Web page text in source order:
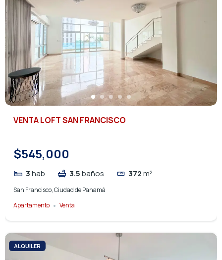
VENTA LOFT SAN FRANCISCO
$545,000
3hab 3.5baños 372m²
San Francisco, Ciudad de Panamá
Apartamento
Venta
ALQUILER